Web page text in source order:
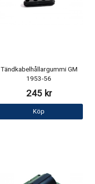
Tändkabelhållargummi GM
1953-56
245 kr
Köp